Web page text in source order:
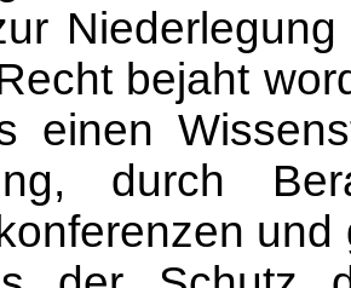
bejaht
einen
durch